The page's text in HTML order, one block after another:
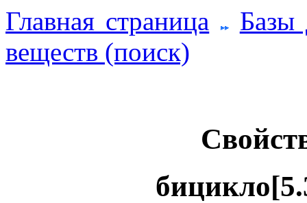
Главная страница
Базы
веществ (поиск)